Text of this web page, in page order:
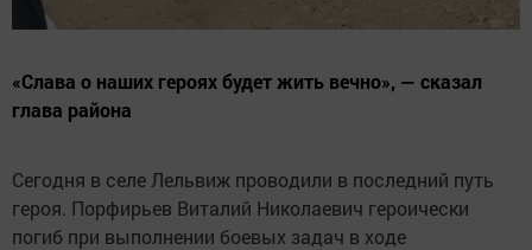
«Слава о наших героях будет жить вечно», — сказал
глава района
Сегодня в селе Лельвиж проводили в последний путь
героя. Порфирьев Виталий Николаевич героически
погиб при выполнении боевых задач в ходе